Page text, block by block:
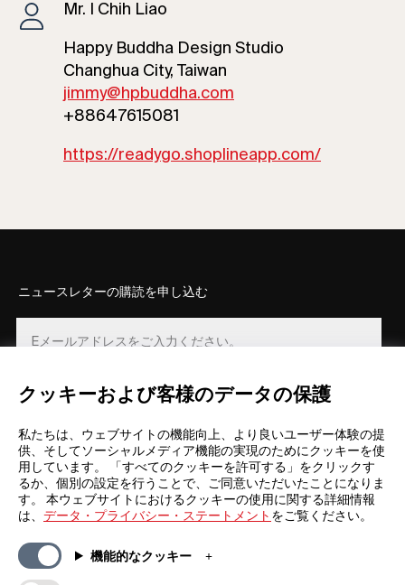
クッキーおよび客様のデータの保護
私たちは、ウェブサイトの機能向上、より良いユーザー体験の提
供、そしてソーシャルメディア機能の実現のためにクッキーを使
用しています。 「すべてのクッキーを許可する」をクリックす
るか、個別の設定を行うことで、ご同意いただいたことになりま
す。 本ウェブサイトにおけるクッキーの使用に関する詳細情報
は、 データ・プライバシー・ステートメント をご覧ください。
機能的なクッキー
Mr. I Chih Liao
Happy Buddha Design Studio
Changhua City, Taiwan
jimmy@hpbuddha.com
+88647615081
https://readygo.shoplineapp.com/
FAQs
ニュースレターの購読を申し込む
登録